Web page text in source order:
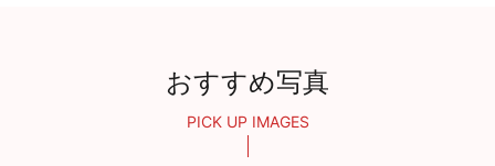
おすすめ写真
PICK UP IMAGES